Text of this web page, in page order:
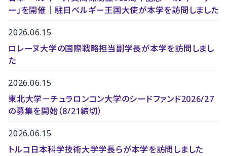
ー」を開催｜駐日ベルギー王国大使が本学を訪問しました
2026.06.15
ロレーヌ大学の国際戦略担当副学長が本学を訪問しまし
た
2026.06.15
東北大学－チュラロンコン大学のシードファンド2026/27
の募集を開始（8/21締切）
2026.06.15
トルコ日本科学技術大学学⾧らが本学を訪問しました